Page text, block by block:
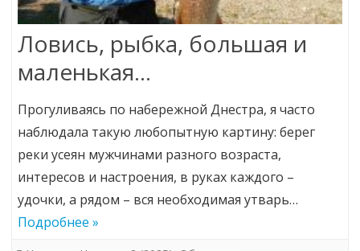
Ловись, рыбка, большая и
маленькая…
Прогуливаясь по набережной Днестра, я часто
наблюдала такую любопытную картину: берег
реки усеян мужчинами разного возраста,
интересов и настроения, в руках каждого –
удочки, а рядом – вся необходимая утварь…
Подробнее »